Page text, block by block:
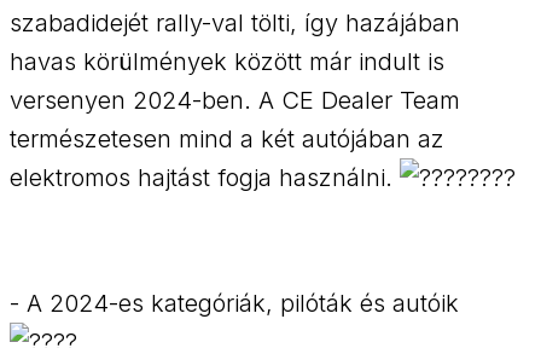
szabadidejét rally-val tölti, így hazájában
havas körülmények között már indult is
versenyen 2024-ben. A CE Dealer Team
természetesen mind a két autójában az
elektromos hajtást fogja használni.
- A 2024-es kategóriák, pilóták és autóik